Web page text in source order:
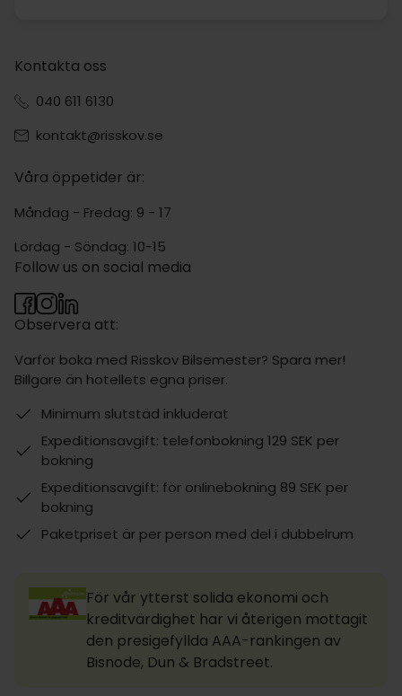
Kontakta oss
040 611 6130
kontakt@risskov.se
Våra öppetider är:
Måndag - Fredag: 9 - 17
Lördag - Söndag: 10-15
Observera att:
Varför boka med Risskov Bilsemester? Spara mer!
Billgare än hotellets egna priser.
Minimum slutstäd inkluderat
Expeditionsavgift: telefonbokning 129 SEK per
bokning
Expeditionsavgift: för onlinebokning 89 SEK per
bokning
Paketpriset är per person med del i dubbelrum
Follow us on social media
För vår ytterst solida ekonomi och
kreditvärdighet har vi återigen mottagit
den presigefyllda AAA-rankingen av
Bisnode, Dun & Bradstreet.